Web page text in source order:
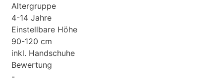
Altergruppe
4-14 Jahre
Einstellbare Höhe
90-120 cm
inkl. Handschuhe
Bewertung
-